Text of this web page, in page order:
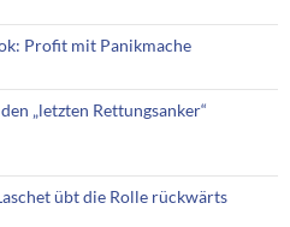
Profit mit Panikmache
„letzten Rettungsanker“
übt die Rolle rückwärts